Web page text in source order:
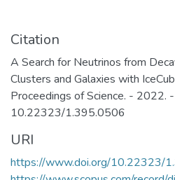
космофизики.
Citation
A Search for Neutrinos from
Clusters and Galaxies with
Proceedings of Science. - 2022.
10.22323/1.395.0506
URI
https://www.doi.org/10.22323/